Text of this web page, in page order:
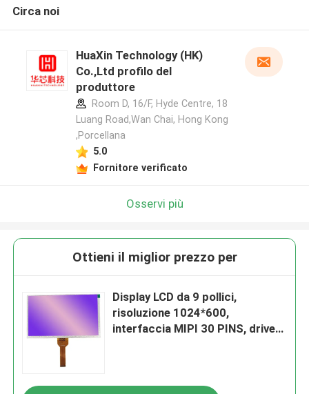
Circa noi
HuaXin Technology (HK)
Co.,Ltd profilo del
produttore
Room D, 16/F, Hyde Centre, 18
Luang Road,Wan Chai, Hong Kong
,Porcellana
5.0
Fornitore verificato
Osservi più
Ottieni il miglior prezzo per
Display LCD da 9 pollici,
risoluzione 1024*600,
interfaccia MIPI 30 PINS, driver